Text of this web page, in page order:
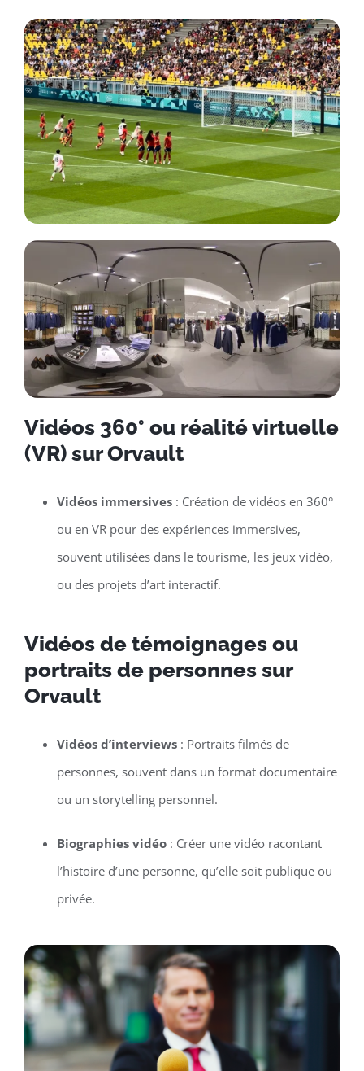
Vidéos 360° ou réalité virtuelle
(VR) sur Orvault
Vidéos immersives: Création de vidéos en 360°
ou en VR pour des expériences immersives,
souvent utilisées dans le tourisme, les jeux vidéo,
ou des projets d’art interactif.
Vidéos de témoignages ou
portraits de personnes sur
Orvault
Vidéos d’interviews: Portraits filmés de
personnes, souvent dans un format documentaire
ou un storytelling personnel.
Biographies vidéo: Créer une vidéo racontant
l’histoire d’une personne, qu’elle soit publique ou
privée.